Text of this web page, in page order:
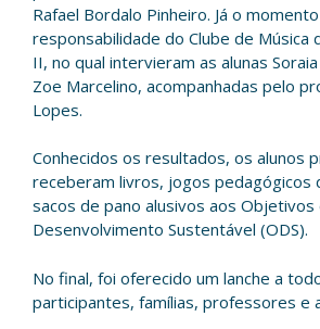
Rafael Bordalo Pinheiro. Já o
responsabilidade do Clube de Música
II, no qual intervieram as alunas
Zoe Marcelino, acompanhadas pelo
Lopes.
Conhecidos os resultados, os alunos
receberam livros, jogos pedagógicos
sacos de pano alusivos aos Objetivos
Desenvolvimento Sustentável (ODS).
No final, foi oferecido um lanche a
participantes, famílias, professores e